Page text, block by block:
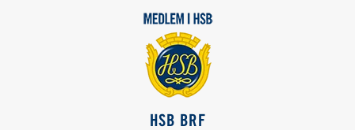
HSB BRF